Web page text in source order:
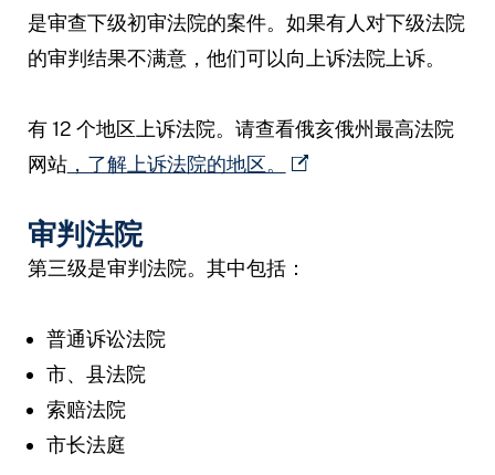
是审查下级初审法院的案件。如果有人对下级法院
的审判结果不满意，他们可以向上诉法院上诉。
有 12 个地区上诉法院。请查看俄亥俄州最高法院
网站，了解上诉法院的地区。
审判法院
第三级是审判法院。其中包括：
普通诉讼法院
市、县法院
索赔法院
市长法庭